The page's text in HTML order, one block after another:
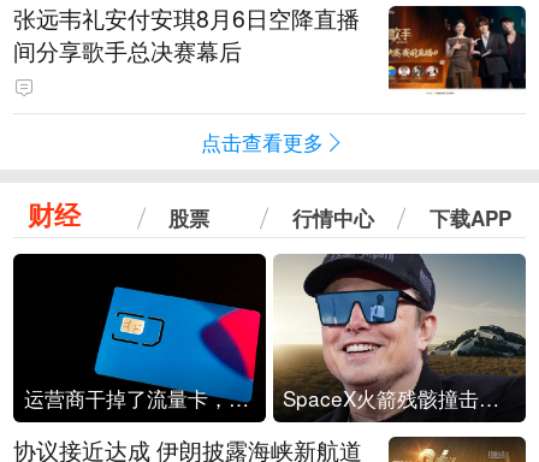
张远韦礼安付安琪8月6日空降直播
间分享歌手总决赛幕后
点击查看更多
财经 股票 行情中心 下载APP
运营商干掉了流量卡，他们真的玩不起了 SpaceX火箭残骸撞击月球
协议接近达成 伊朗披露海峡新航道